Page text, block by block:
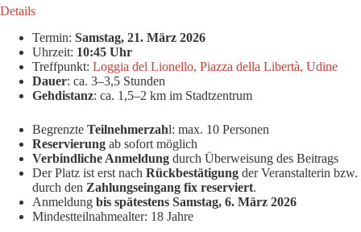
Details
Termin: Samstag, 21. März 2026
Uhrzeit: 10:45 Uhr
Treffpunkt: Loggia del Lionello, Piazza della Libertà, Udine
Dauer: ca. 3–3,5 Stunden
Gehdistanz: ca. 1,5–2 km im Stadtzentrum
Begrenzte Teilnehmerzahl: max. 10 Personen
Reservierung ab sofort möglich
Verbindliche Anmeldung durch Überweisung des Beitrags
Der Platz ist erst nach Rückbestätigung der Veranstalterin bzw.
durch den Zahlungseingang fix reserviert.
Anmeldung bis spätestens Samstag, 6. März 2026
Mindestteilnahmealter: 18 Jahre